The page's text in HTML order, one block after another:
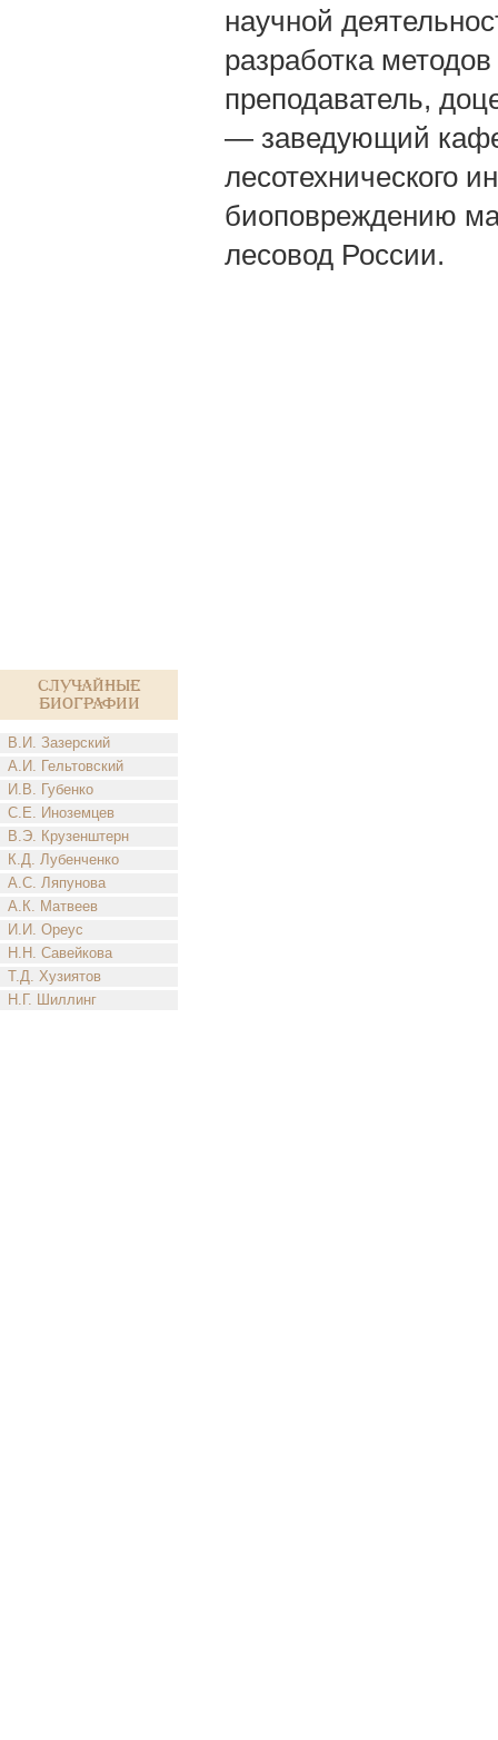
Случайные
биографии
В.И. Зазерский
А.И. Гельтовский
И.В. Губенко
С.Е. Иноземцев
В.Э. Крузенштерн
К.Д. Лубенченко
А.С. Ляпунова
А.К. Матвеев
И.И. Ореус
Н.Н. Савейкова
Т.Д. Хузиятов
Н.Г. Шиллинг
научной
разработка
преподаватель,
— заведующий
лесотехнического
биоповреждению
лесовод России.